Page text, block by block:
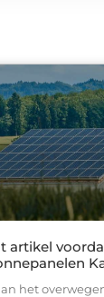
artikel
het